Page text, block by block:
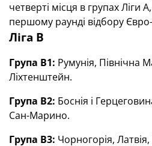
четверті місця в групах Ліги
першому раунді відбору
Ліга В
Група В1: Румунія, Північна
Ліхтенштейн.
Група В2: Боснія і
Сан-Марино.
Група В3: Чорногорія, Латвія,